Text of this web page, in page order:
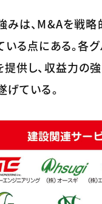
みは、M&Aを戦
いる点にある。各
提供し、収益力の
げている。